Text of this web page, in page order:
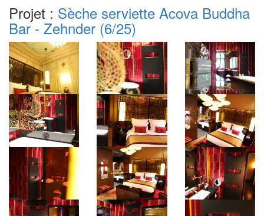
Projet : Sèche serviette Acova Buddha
Bar - Zehnder (6/25)